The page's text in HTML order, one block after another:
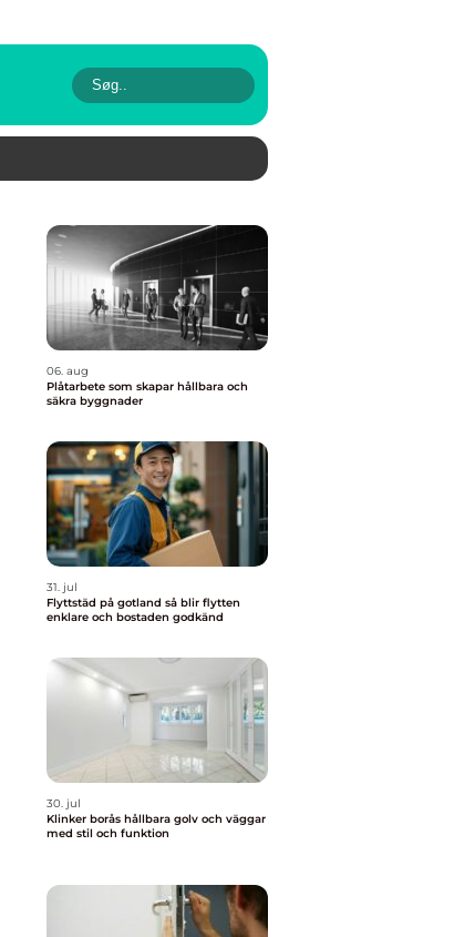
06. aug
Plåtarbete som skapar hållbara och
säkra byggnader
31. jul
Flyttstäd på gotland så blir flytten
enklare och bostaden godkänd
30. jul
Klinker borås hållbara golv och väggar
med stil och funktion